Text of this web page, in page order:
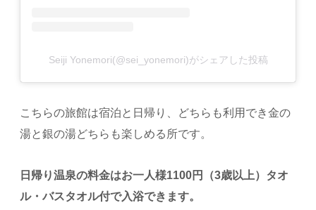
Seiji Yonemori(@sei_yonemori)がシェアした投稿
こちらの旅館は宿泊と日帰り、どちらも利用でき金の
湯と銀の湯どちらも楽しめる所です。
日帰り温泉の料金はお一人様1100円（3歳以上）タオ
ル・バスタオル付で入浴できます。